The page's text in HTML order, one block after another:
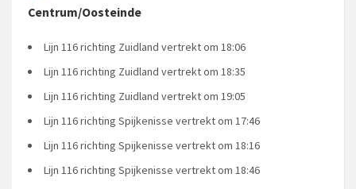
Centrum/Oosteinde
Lijn 116 richting Zuidland vertrekt om 18:06
Lijn 116 richting Zuidland vertrekt om 18:35
Lijn 116 richting Zuidland vertrekt om 19:05
Lijn 116 richting Spijkenisse vertrekt om 17:46
Lijn 116 richting Spijkenisse vertrekt om 18:16
Lijn 116 richting Spijkenisse vertrekt om 18:46